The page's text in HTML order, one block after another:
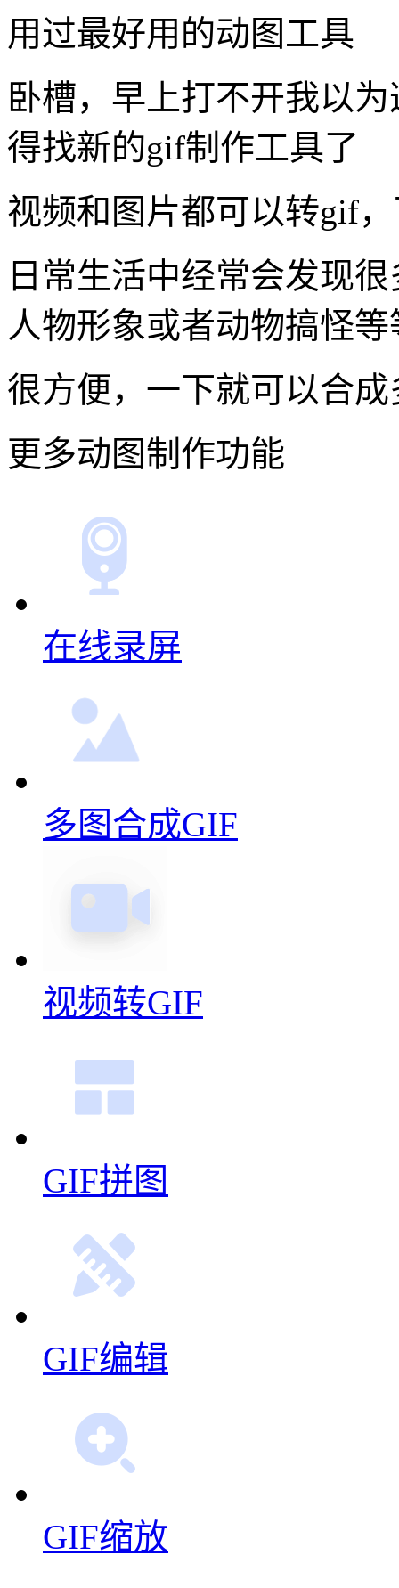
得找新的gif制作工具了
视频和图片都可以转gif
日常生活中经常会发现
人物形象或者动物搞怪
很方便，一下就可以合
更多动图制作功能
在线录屏
多图合成GIF
视频转GIF
GIF拼图
GIF编辑
GIF缩放